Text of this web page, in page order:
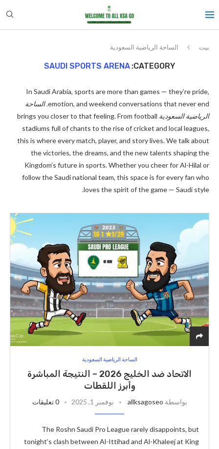
بيت الساحة الرياضية السعودية
CATEGORY:
SAUDI SPORTS ARENA
In Saudi Arabia, sports are more than games — they’re pride,
emotion, and weekend conversations that never end. الساحة
الرياضية السعودية brings you closer to that feeling. From football
stadiums full of chants to the rise of cricket and local leagues,
this is where every match, player, and story lives. We talk about
the victories, the dreams, and the new talents shaping the
Kingdom’s future in sports. Whether you cheer for Al-Hilal or
follow the Saudi national team, this space is for every fan who
loves the spirit of the game — Saudi style.
الساحة الرياضية السعودية
الاتحاد ضد الخليج 2026 – النتيجة المباشرة
وأبرز اللقطات
بواسطة allksagoseo نوفمبر 1, 2025 0 تعليقات
The Roshn Saudi Pro League rarely disappoints, but
tonight’s clash between Al-Ittihad and Al-Khaleej at King